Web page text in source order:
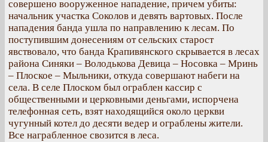
совершено вооруженное нападение, причем убиты:
начальник участка Соколов и девять вартовых. После
нападения банда ушла по направлению к лесам. По
поступившим донесениям от сельских старост
явствовало, что банда Крапивянского скрывается в лесах
района Синяки – Володькова Девица – Носовка – Мринь
– Плоское – Мыльники, откуда совершают набеги на
села. В селе Плоском был ограблен кассир с
общественными и церковными деньгами, испорчена
телефонная сеть, взят находящийся около церкви
чугунный котел до десяти ведер и ограблены жители.
Все награбленное свозится в леса.